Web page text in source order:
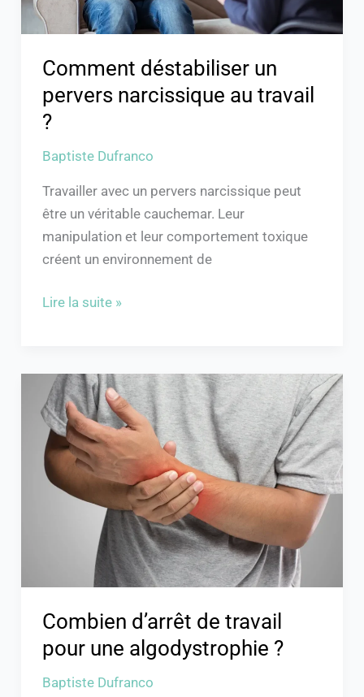
Comment déstabiliser un
pervers narcissique au travail
?
Baptiste Dufranco
Travailler avec un pervers narcissique peut
être un véritable cauchemar. Leur
manipulation et leur comportement toxique
créent un environnement de
Lire la suite »
Combien d’arrêt de travail
pour une algodystrophie ?
Baptiste Dufranco
Combien
d’arrêt
de
travail
pour
algodystrophie